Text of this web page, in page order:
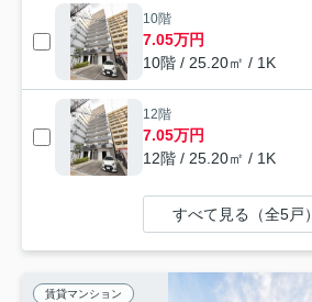
10階
7.05万円
10階 / 25.20㎡ / 1K
12階
7.05万円
12階 / 25.20㎡ / 1K
すべて見る（全5戸）
賃貸マンション